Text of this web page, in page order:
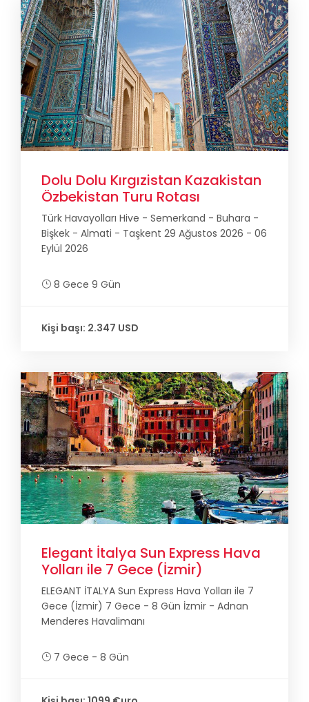
Dolu Dolu Kırgızistan Kazakistan
Özbekistan Turu Rotası
Türk Havayolları Hive - Semerkand - Buhara -
Bişkek - Almati - Taşkent 29 Ağustos 2026 - 06
Eylül 2026
8 Gece 9 Gün
Kişi başı: 2.347 USD
Elegant İtalya Sun Express Hava
Yolları ile 7 Gece (İzmir)
ELEGANT İTALYA Sun Express Hava Yolları ile 7
Gece (İzmir) 7 Gece - 8 Gün İzmir - Adnan
Menderes Havalimanı
7 Gece - 8 Gün